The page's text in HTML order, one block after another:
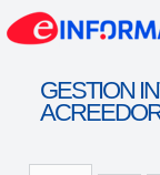
GESTION